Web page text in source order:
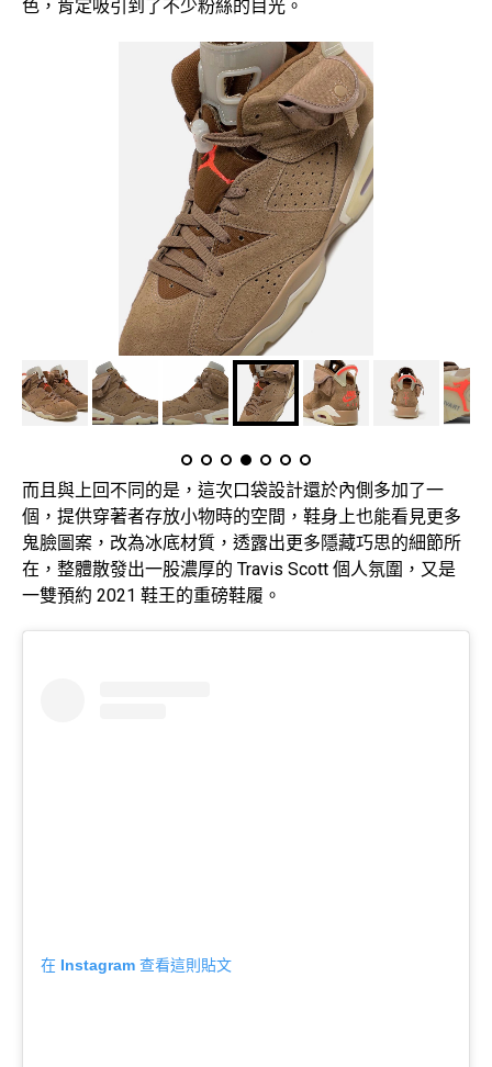
色，肯定吸引到了不少粉絲的目光。
而且與上回不同的是，這次口袋設計還於內側多加了一
個，提供穿著者存放小物時的空間，鞋身上也能看見更多
鬼臉圖案，改為冰底材質，透露出更多隱藏巧思的細節所
在，整體散發出一股濃厚的 Travis Scott 個人氛圍，又是
一雙預約 2021 鞋王的重磅鞋履。
在 Instagram 查看這則貼文